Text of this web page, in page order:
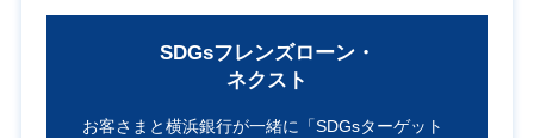
SDGsフレンズローン・
ネクスト
お客さまと横浜銀行が一緒に 「SDGsターゲット